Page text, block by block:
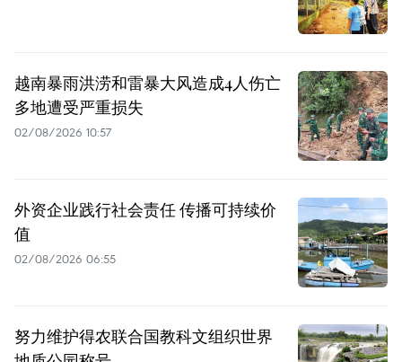
越南暴雨洪涝和雷暴大风造成4人伤亡
多地遭受严重损失
02/08/2026 10:57
外资企业践行社会责任 传播可持续价
值
02/08/2026 06:55
努力维护得农联合国教科文组织世界